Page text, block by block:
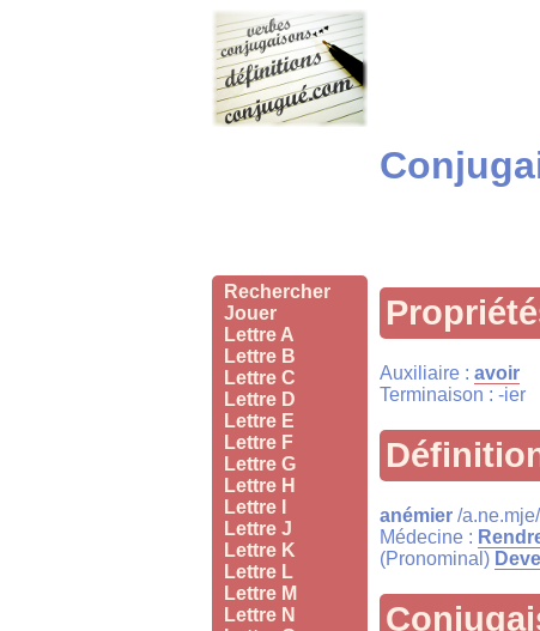
Rechercher
Jouer
Lettre A
Lettre B
Lettre C
Lettre D
Lettre E
Lettre F
Lettre G
Lettre H
Lettre I
Lettre J
Lettre K
Lettre L
Lettre M
Lettre N
Auxiliaire : avoir
Terminaison : -ier
anémier /
Médecine :
(Pronominal)